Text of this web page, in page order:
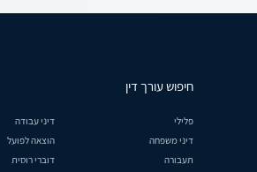
חיפוש עורך דין
פלילי
דיני עבודה
דיני משפחה
הוצאה לפועל
תעבורה
דוברי רוסית